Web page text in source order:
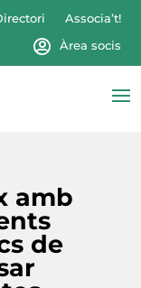
Associa’t!
Àrea socis
amb
de